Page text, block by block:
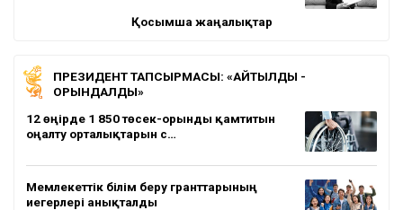
Қосымша жаңалықтар
ПРЕЗИДЕНТ ТАПСЫРМАСЫ: «АЙТЫЛДЫ -
ОРЫНДАЛДЫ»
12 өңірде 1 850 төсек-орынды қамтитын
оңалту орталықтарын с…
Мемлекеттік білім беру гранттарының
иегерлері анықталды